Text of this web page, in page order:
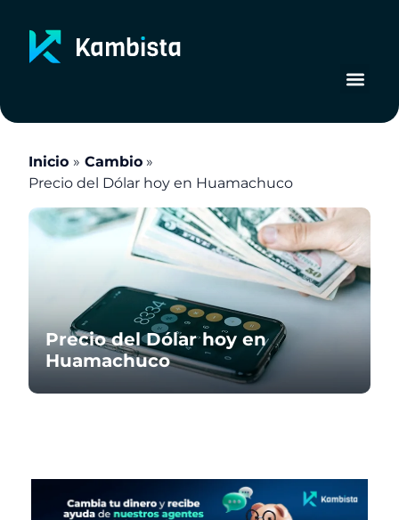
contenido
Inicio
Cambio
Precio del Dólar hoy en Huamachuco
Precio del Dólar hoy en
Huamachuco